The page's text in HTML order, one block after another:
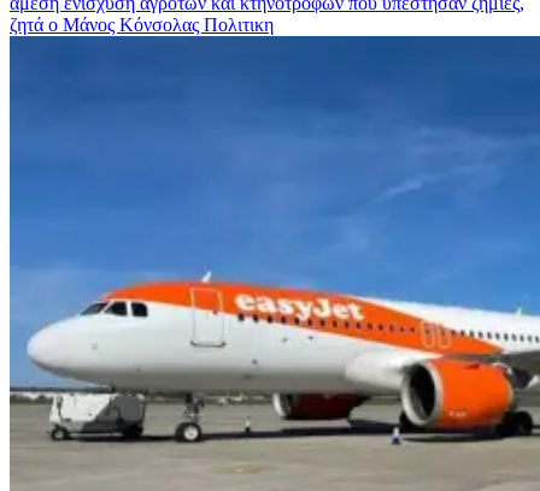
ζητά ο Μάνος Κόνσολας Πολιτικη